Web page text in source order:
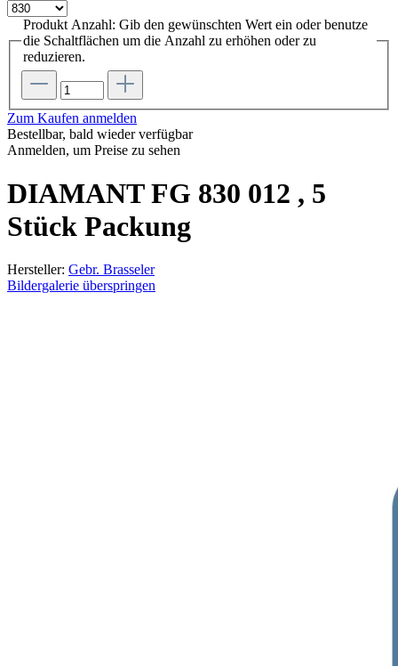
Produkt Anzahl: Gib den gewünschten Wert ein oder benutze
die Schaltflächen um die Anzahl zu erhöhen oder zu
reduzieren.
Zum Kaufen anmelden
Bestellbar, bald wieder verfügbar
Anmelden, um Preise zu sehen
DIAMANT FG 830 012 , 5
Stück Packung
Hersteller: Gebr. Brasseler
Bildergalerie überspringen